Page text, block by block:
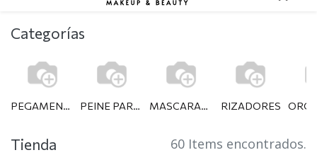
Categorías
PEGAMENTO PEINE PARA PESTAÑAS MASCARAS DE PESTAÑAS RIZADORES
Tienda 60 Items encontrados.